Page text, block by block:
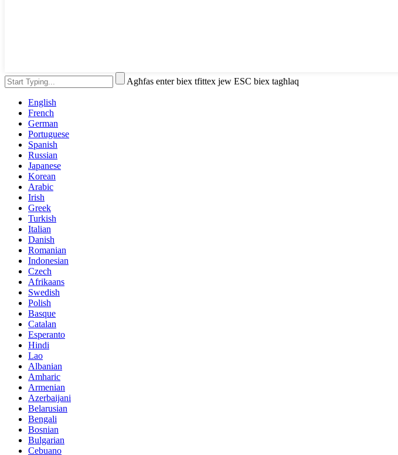
Agħfas enter biex tfittex jew ESC biex tagħlaq
English
French
German
Portuguese
Spanish
Russian
Japanese
Korean
Arabic
Irish
Greek
Turkish
Italian
Danish
Romanian
Indonesian
Czech
Afrikaans
Swedish
Polish
Basque
Catalan
Esperanto
Hindi
Lao
Albanian
Amharic
Armenian
Azerbaijani
Belarusian
Bengali
Bosnian
Bulgarian
Cebuano